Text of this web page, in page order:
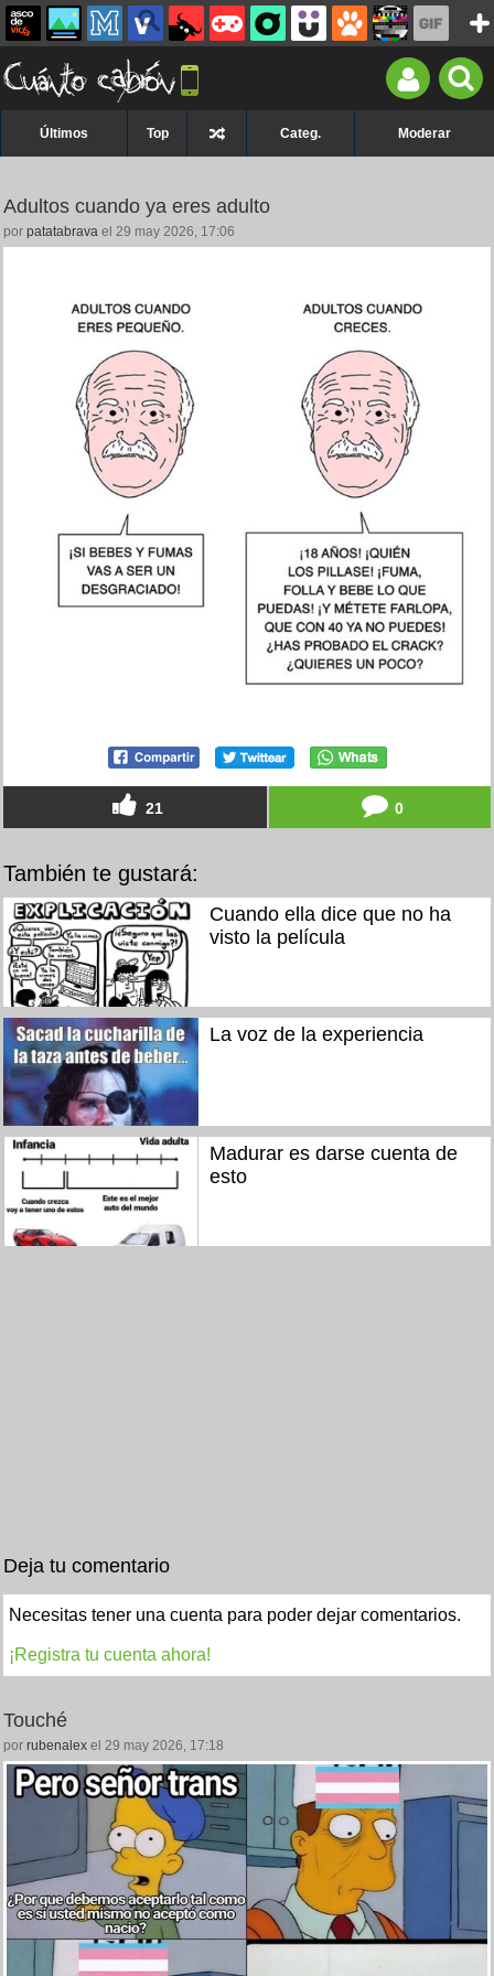
Últimos Top Categ. Moderar
Adultos cuando ya eres adulto
por patatabrava el 29 may 2026, 17:06
21 0
También te gustará:
Cuando ella dice que no ha
visto la película
La voz de la experiencia
Madurar es darse cuenta de
esto
Deja tu comentario
Necesitas tener una cuenta para poder dejar comentarios.
¡Registra tu cuenta ahora!
Touché
por rubenalex el 29 may 2026, 17:18